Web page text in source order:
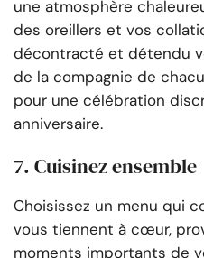
une atmosphère
des oreillers et vos
décontracté et détendu
de la compagnie de
pour une célébration
anniversaire.
7. Cuisinez ensemble
Choisissez un menu qui
vous tiennent à cœur,
moments importants de